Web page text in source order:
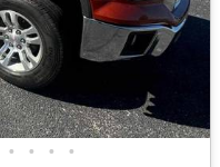
• • • •